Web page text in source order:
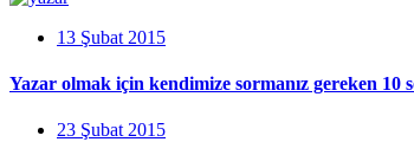
13 Şubat 2015
Yazar olmak için kendimize sormanız gereken 10
23 Şubat 2015